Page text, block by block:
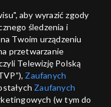
ANULUJ
aby wyrazić zgody
śledzenia i
Twoim urządzeniu
przetwarzanie
Telewizję Polską
Zaufanych
Zaufanych
(w tym do